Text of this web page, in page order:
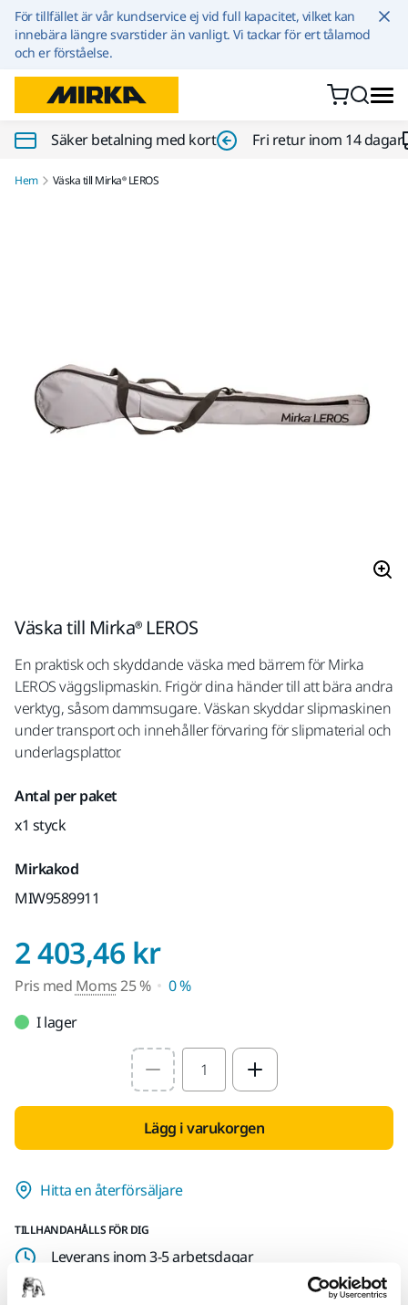
Hoppa till innehållet
För tillfället är vår kundservice ej vid full kapacitet, vilket kan
innebära längre svarstider än vanligt. Vi tackar för ert tålamod
och er förståelse.
Säker betalning med kort Fri retur inom 14 dagar
Hem Väska till Mirka® LEROS
Väska till Mirka® LEROS
En praktisk och skyddande väska med bärrem för Mirka
LEROS väggslipmaskin. Frigör dina händer till att bära andra
verktyg, såsom dammsugare. Väskan skyddar slipmaskinen
under transport och innehåller förvaring för slipmaterial och
underlagsplattor.
Antal per paket
x1 styck
Mirkakod
MIW9589911
2 403,46 krPris med Moms
Pris med Moms25 %
0 %
I lager
Select quantity value
Lägg i varukorgen
Hitta en återförsäljare
TILLHANDAHÅLLS FÖR DIG
Leverans inom 3-5 arbetsdagar